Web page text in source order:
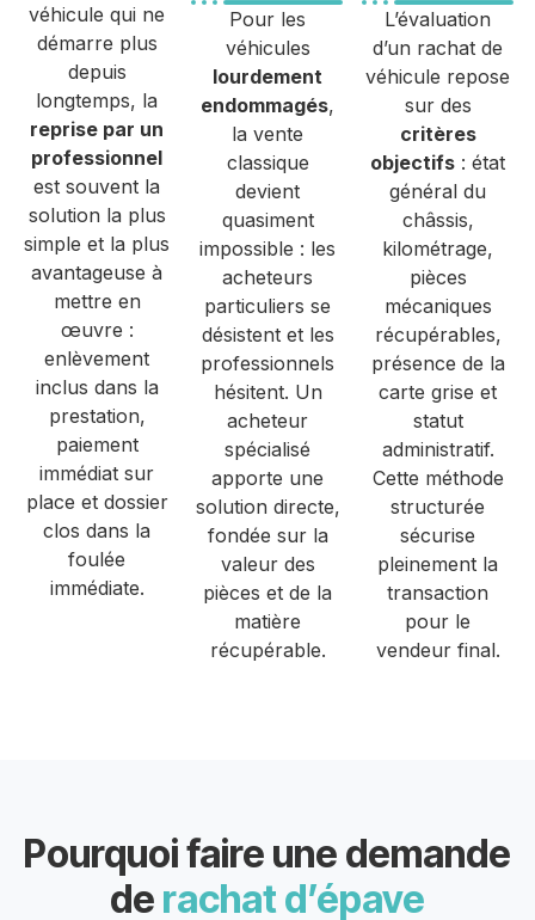
véhicule qui ne
démarre plus
depuis
longtemps, la
reprise par un
professionnel
est souvent la
solution la plus
simple et la plus
avantageuse à
mettre en
œuvre :
enlèvement
inclus dans la
prestation,
paiement
immédiat sur
place et dossier
clos dans la
foulée
immédiate.
Pour les
véhicules
lourdement
endommagés,
la vente
classique
devient
quasiment
impossible : les
acheteurs
particuliers se
désistent et les
professionnels
hésitent. Un
acheteur
spécialisé
apporte une
solution directe,
fondée sur la
valeur des
pièces et de la
matière
récupérable.
L’évaluation
d’un rachat de
véhicule repose
sur des
critères
objectifs : état
général du
châssis,
kilométrage,
pièces
mécaniques
récupérables,
présence de la
carte grise et
statut
administratif.
Cette méthode
structurée
sécurise
pleinement la
transaction
pour le
vendeur final.
Pourquoi faire une demande
de rachat d’épave